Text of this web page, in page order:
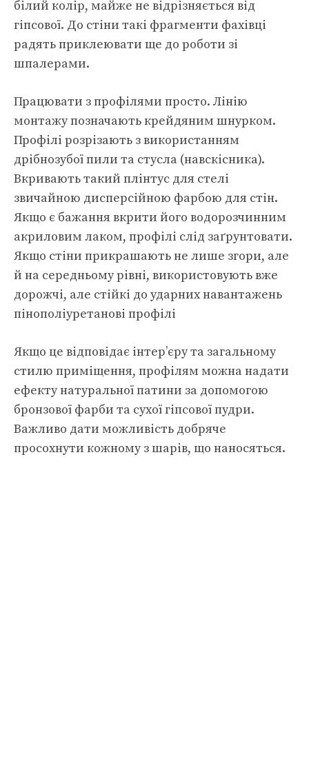
білий колір, майже не відрізняється від
гіпсової. До стіни такі фрагменти фахівці
радять приклеювати ще до роботи зі
шпалерами.
Працювати з профілями просто. Лінію
монтажу позначають крейдяним шнурком.
Профілі розрізають з використанням
дрібнозубої пили та стусла (навскісника).
Вкривають такий плінтус для стелі
звичайною дисперсійною фарбою для стін.
Якщо є бажання вкрити його водорозчинним
акриловим лаком, профілі слід заґрунтовати.
Якщо стіни прикрашають не лише згори, але
й на середньому рівні, використовують вже
дорожчі, але стійкі до ударних навантажень
пінополіуретанові профілі
Якщо це відповідає інтер’єру та загальному
стилю приміщення, профілям можна надати
ефекту натуральної патини за допомогою
бронзової фарби та сухої гіпсової пудри.
Важливо дати можливість добряче
просохнути кожному з шарів, що наносяться.